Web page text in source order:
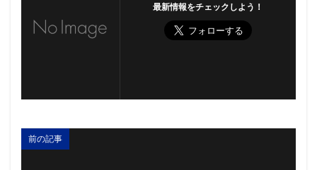
最新情報をチェックしよう！
前の記事